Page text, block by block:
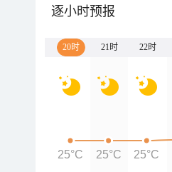
逐小时预报
20时 21时 22时
25°C 25°C 25°C